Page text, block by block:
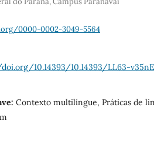
0000-0002-3049-5564
10.14393/10.14393/LL63-
Contexto multilíngue, Práticas de